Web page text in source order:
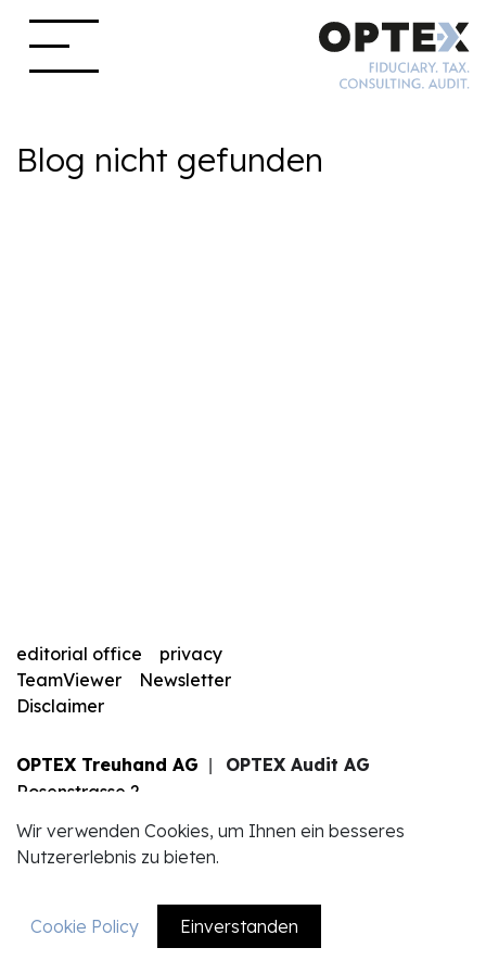
Blog nicht gefunden
editorial office
privacy
TeamViewer
Newsletter
Disclaimer
OPTEX Treuhand AG
OPTEX Audit AG
Rosenstrasse 2
+41 41 340 83 83
info@optexag.ch
Wir verwenden Cookies, um Ihnen ein besseres
Nutzererlebnis zu bieten.
Cookie Policy Einverstanden